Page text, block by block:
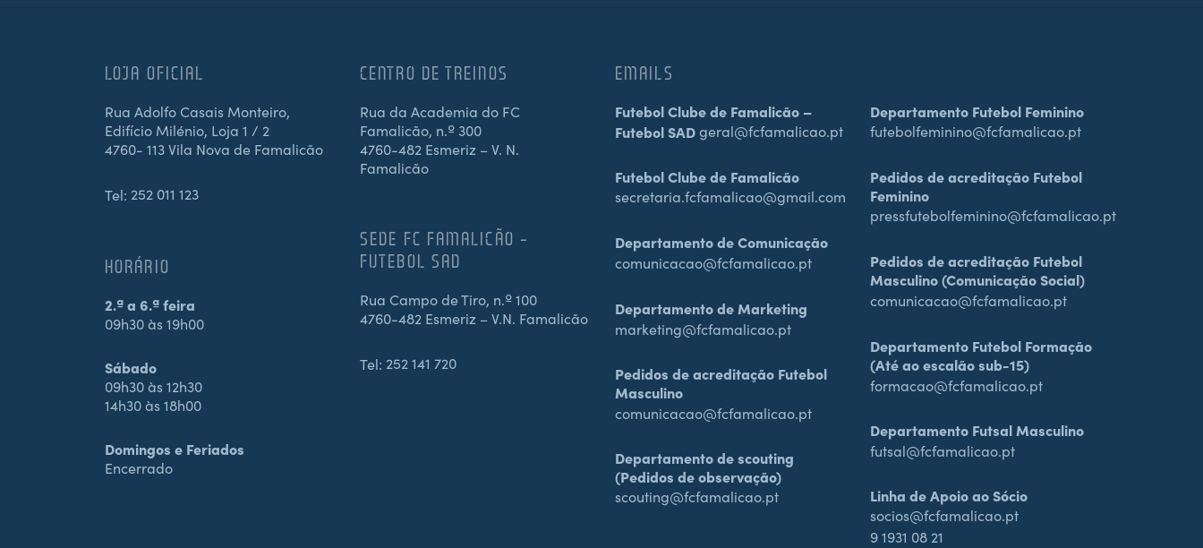
LOJA OFICIAL
Rua Adolfo Casais Monteiro,
Edifício Milénio, Loja 1 / 2
4760- 113 Vila Nova de Famalicão
Tel: 252 011 123
HORÁRIO
2.ª a 6.ª feira
09h30 às 19h00
Sábado
09h30 às 12h30
14h30 às 18h00
Domingos e Feriados
Encerrado
CENTRO DE TREINOS
Rua da Academia do FC
Famalicão, n.º 300
4760-482 Esmeriz – V. N.
Famalicão
SEDE FC FAMALICÃO –
FUTEBOL SAD
Rua Campo de Tiro, n.º 100
4760-482 Esmeriz – V.N. Famalicão
Tel: 252 141 720
EMAILS
Futebol Clube de Famalicão –
Futebol SADgeral@fcfamalicao.pt
Futebol Clube de Famalicão
secretaria.fcfamalicao@gmail.com
Departamento de Comunicação
comunicacao@fcfamalicao.pt
Departamento de Marketing
marketing@fcfamalicao.pt
Pedidos de acreditação Futebol
Masculino
comunicacao@fcfamalicao.pt
Departamento de scouting
(Pedidos de observação)
scouting@fcfamalicao.pt
Departamento Futebol Feminino
futebolfeminino@fcfamalicao.pt
Pedidos de acreditação Futebol
Feminino
pressfutebolfeminino@fcfamalicao.pt
Pedidos de acreditação Futebol
Masculino (Comunicação Social)
comunicacao@fcfamalicao.pt
Departamento Futebol Formação
(Até ao escalão sub-15)
formacao@fcfamalicao.pt
Departamento Futsal Masculino
futsal@fcfamalicao.pt
Linha de Apoio ao Sócio
socios@fcfamalicao.pt
9 1931 08 21